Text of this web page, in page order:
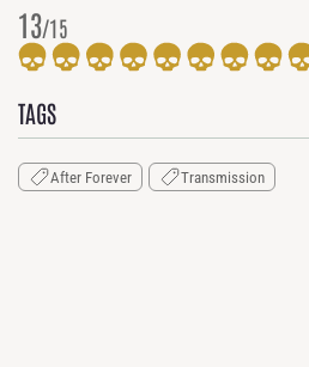
13/15
TAGS
After Forever Transmission